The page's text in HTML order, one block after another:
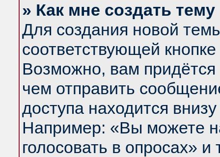
» Как мне создать
Для создания новой
соответствующей
Возможно, вам придётся
чем отправить
доступа находится
Например: «Вы можете
голосовать в опросах» и